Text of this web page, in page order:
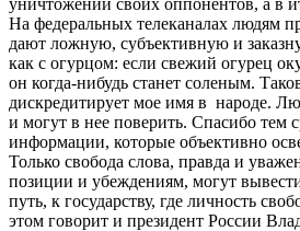
уничтожении своих оппонентов, а в
На федеральных телеканалах людям
дают ложную, субъективную и
как с огурцом: если свежий огурец
он когда-нибудь станет соленым.
дискредитирует мое имя в народе.
и могут в нее поверить. Спасибо тем
информации, которые объективно
Только свобода слова, правда и
позиции и убеждениям, могут
путь, к государству, где личность
этом говорит и президент России